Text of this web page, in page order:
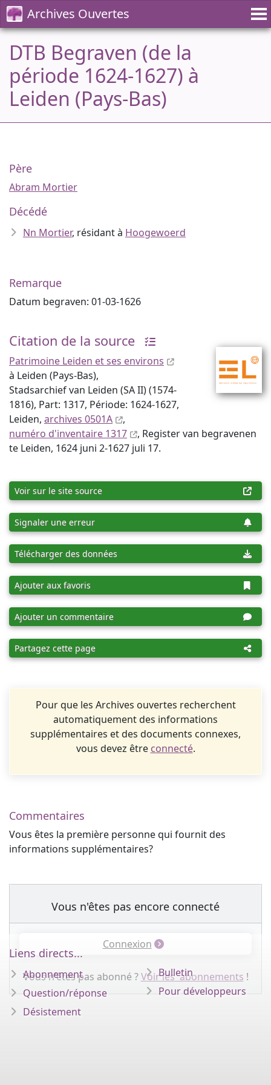
Archives Ouvertes
DTB Begraven (de la
période 1624-1627) à
Leiden (Pays-Bas)
Père
Abram Mortier
Décédé
Nn Mortier, résidant à Hoogewoerd
Remarque
Datum begraven: 01-03-1626
Citation de la source
Patrimoine Leiden et ses environs
à Leiden (Pays-Bas),
Stadsarchief van Leiden (SA II) (1574-
1816), Part: 1317, Période: 1624-1627,
Leiden, archives 0501A
,
numéro d'inventaire 1317
, Register van begravenen
te Leiden, 1624 juni 2-1627 juli 17.
Voir sur le site source
Signaler une erreur
Télécharger des données
Ajouter aux favoris
Ajouter un commentaire
Partagez cette page
Pour que les Archives ouvertes recherchent
automatiquement des informations
supplémentaires et des documents connexes,
vous devez être connecté.
Commentaires
Vous êtes la première personne qui fournit des
informations supplémentaires?
Vous n'êtes pas encore connecté
Connexion
Vous n'êtes pas abonné ?Voir les abonnements !
Liens directs...
Abonnement
Question/réponse
Désistement
Bulletin
Pour développeurs